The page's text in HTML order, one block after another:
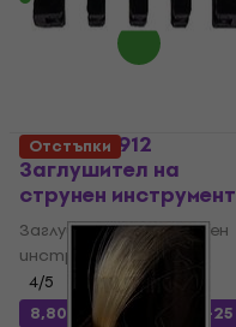
GEWA 411912
Заглушител на
струнен инструмент
Заглушител на струнен
инструмент
4/5
8,80 €
с код MUZMUZ-25
Отстъпки